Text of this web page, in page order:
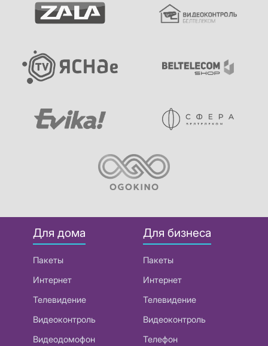
Для дома
Пакеты
Интернет
Телевидение
Видеоконтроль
Видеодомофон
Для бизнеса
Пакеты
Интернет
Телевидение
Видеоконтроль
Телефон